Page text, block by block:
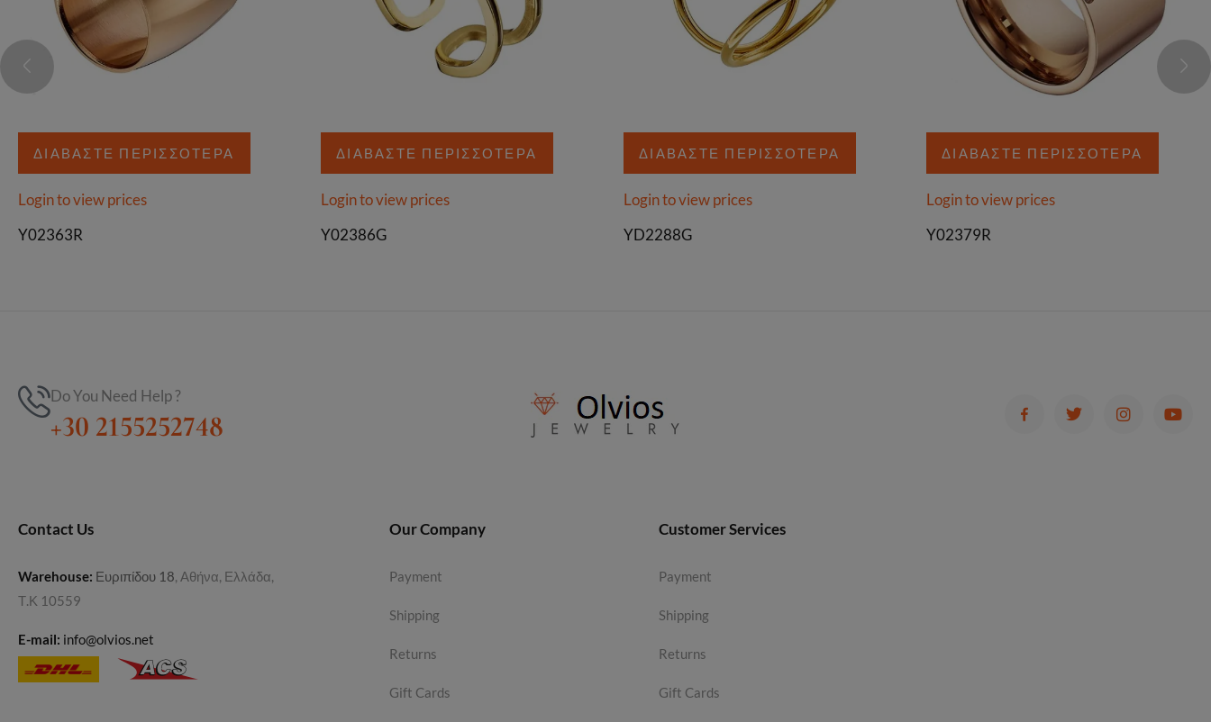
ΔΙΑΒΆΣΤΕ ΠΕΡΙΣΣΌΤΕΡΑ
Login to view prices
Y02363R
ΔΙΑΒΆΣΤΕ ΠΕΡΙΣΣΌΤΕΡΑ
Login to view prices
Y02386G
ΔΙΑΒΆΣΤΕ ΠΕΡΙΣΣΌΤΕΡΑ
Login to view prices
YD2288G
ΔΙΑΒΆΣΤΕ ΠΕΡΙΣΣΌΤΕΡΑ
Login to view prices
Y02379R
Do You Need Help ?
+30 2155252748
Contact Us
Warehouse: Ευριπίδου 18, Αθήνα, Ελλάδα,
Τ.Κ 10559
E-mail: info@olvios.net
Our Company
Payment
Shipping
Returns
Gift Cards
Customer Services
Payment
Shipping
Returns
Gift Cards